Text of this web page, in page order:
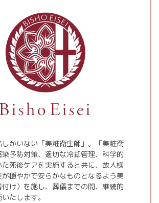
しかいない「美粧衛生師」。「美粧衛
予防対策、適切な冷却管理、科学的
死後ケアを実施すると共に、故人様
穏やかで安らかなものとなるよう美
け）を施し、葬儀までの間、継続的
たします。